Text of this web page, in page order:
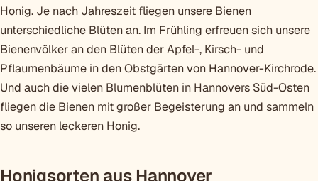
Honig. Je nach Jahreszeit fliegen unsere Bienen
unterschiedliche Blüten an. Im Frühling erfreuen sich unsere
Bienenvölker an den Blüten der Apfel-, Kirsch- und
Pflaumenbäume in den Obstgärten von Hannover-Kirchrode.
Und auch die vielen Blumenblüten in Hannovers Süd-Osten
fliegen die Bienen mit großer Begeisterung an und sammeln
so unseren leckeren Honig.
Honigsorten aus Hannover